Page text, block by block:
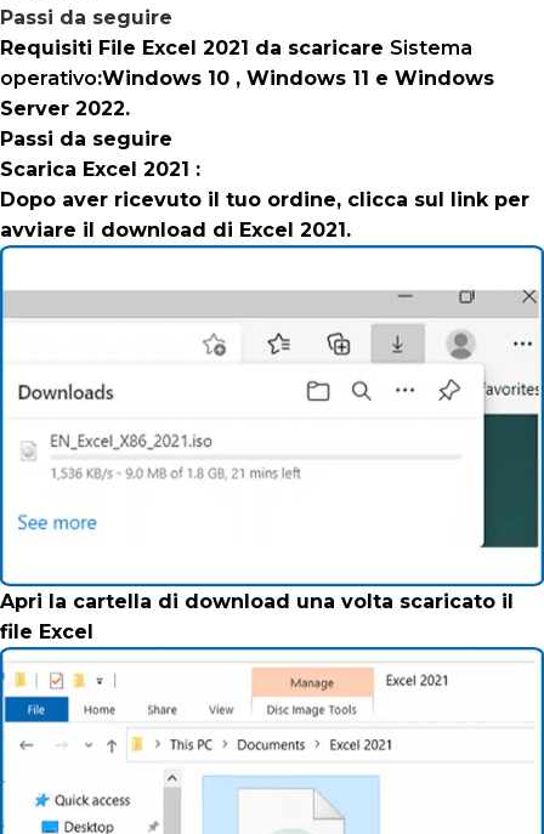
Passi da seguire
Requisiti File Excel 2021 da scaricare Sistema
operativo:Windows 10 , Windows 11 e Windows
Server 2022.
Passi da seguire
Scarica Excel 2021 :
Dopo aver ricevuto il tuo ordine, clicca sul link per
avviare il download di Excel 2021.
Apri la cartella di download una volta scaricato il
file Excel